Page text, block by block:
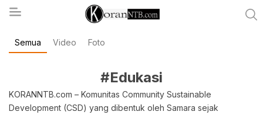
koranntb.com
Semua Video Foto
#Edukasi
KORANNTB.com – Komunitas Community Sustainable
Development (CSD) yang dibentuk oleh Samara sejak